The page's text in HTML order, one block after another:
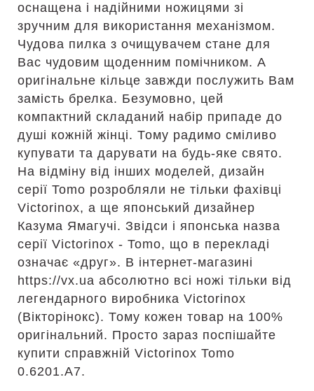
оснащена і надійними ножицями зі
зручним для використання механізмом.
Чудова пилка з очищувачем стане для
Вас чудовим щоденним помічником. А
оригінальне кільце завжди послужить Вам
замість брелка. Безумовно, цей
компактний складаний набір припаде до
душі кожній жінці. Тому радимо сміливо
купувати та дарувати на будь-яке свято.
На відміну від інших моделей, дизайн
серії Tomo розробляли не тільки фахівці
Victorinox, а ще японський дизайнер
Казума Ямагучі. Звідси і японська назва
серії Victorinox - Tomo, що в перекладі
означає «друг». В інтернет-магазині
https://vx.ua абсолютно всі ножі тільки від
легендарного виробника Victorinox
(Вікторінокс). Тому кожен товар на 100%
оригінальний. Просто зараз поспішайте
купити справжній Victorinox Tomo
0.6201.A7.